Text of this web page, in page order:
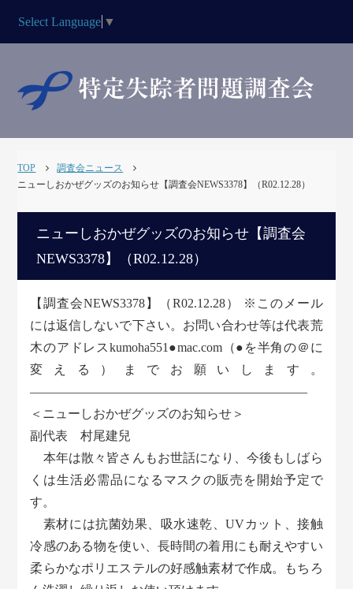
Select Language ▼
TOP
調査会ニュース
ニューしおかぜグッズのお知らせ【調査会NEWS3378】（R02.12.28）
ニューしおかぜグッズのお知らせ【調査会
NEWS3378】（R02.12.28）
【調査会NEWS3378】（R02.12.28） ※このメール
には返信しないで下さい。お問い合わせ等は代表荒
木のアドレスkumoha551●mac.com（●を半角の＠に
変える）までお願いします。
――――――――――――――――――――――
＜ニューしおかぜグッズのお知らせ＞
副代表 村尾建兒
本年は散々皆さんもお世話になり、今後もしばら
くは生活必需品になるマスクの販売を開始予定で
す。
素材には抗菌効果、吸水速乾、UVカット、接触
冷感のある物を使い、長時間の着用にも耐えやすい
柔らかなポリエステルの好感触素材で作成。もちろ